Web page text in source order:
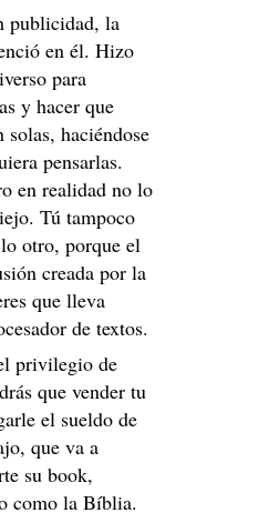
publicidad, la
en él. Hizo
para
y hacer que
solas, haciéndose
pensarlas.
en realidad no lo
Tú tampoco
otro, porque el
creada por la
que lleva
de textos.
privilegio de
que vender tu
el sueldo de
que va a
su book,
como la Bíblia.